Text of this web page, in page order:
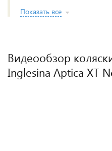
Показать все
Видеообзор
Inglesina Aptica XT